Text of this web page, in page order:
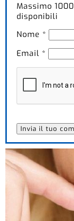
Massimo1000
disponibili
Nome *
Email *